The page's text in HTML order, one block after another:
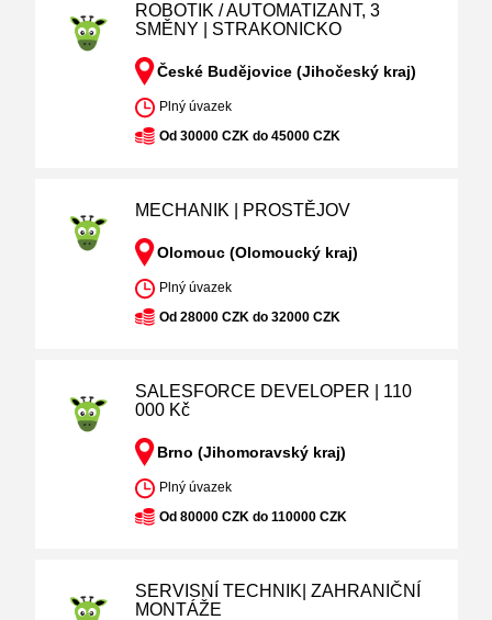
ROBOTIK / AUTOMATIZANT, 3
SMĚNY | STRAKONICKO
České Budějovice (Jihočeský kraj)
Plný úvazek
Od 30000 CZK do 45000 CZK
MECHANIK | PROSTĚJOV
Olomouc (Olomoucký kraj)
Plný úvazek
Od 28000 CZK do 32000 CZK
SALESFORCE DEVELOPER | 110
000 Kč
Brno (Jihomoravský kraj)
Plný úvazek
Od 80000 CZK do 110000 CZK
SERVISNÍ TECHNIK| ZAHRANIČNÍ
MONTÁŽE